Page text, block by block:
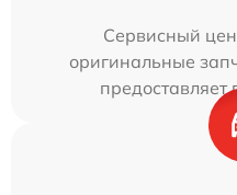
Сервисный
оригинальные
предоставляет